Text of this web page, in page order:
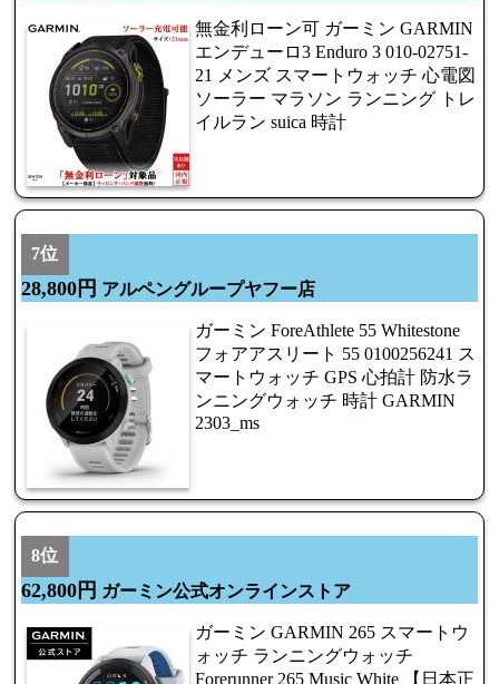
無金利ローン可 ガーミン GARMIN
エンデューロ3 Enduro 3 010-02751-
21 メンズ スマートウォッチ 心電図
ソーラー マラソン ランニング トレ
イルラン suica 時計
7位
28,800円 アルペングループヤフー店
ガーミン ForeAthlete 55 Whitestone
フォアアスリート 55 0100256241 ス
マートウォッチ GPS 心拍計 防水ラ
ンニングウォッチ 時計 GARMIN
2303_ms
8位
62,800円 ガーミン公式オンラインストア
ガーミン GARMIN 265 スマートウ
ォッチ ランニングウォッチ
Forerunner 265 Music White 【日本正